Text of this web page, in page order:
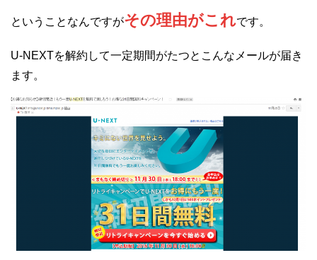
ということなんですがその理由がこれです。
U-NEXTを解約して一定期間がたつとこんなメールが届き
ます。